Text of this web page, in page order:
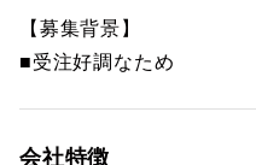
【募集背景】
■受注好調なため
会社特徴